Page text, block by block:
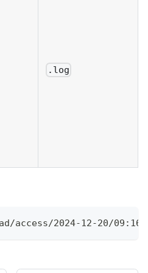
.log
access/2024-12-20/